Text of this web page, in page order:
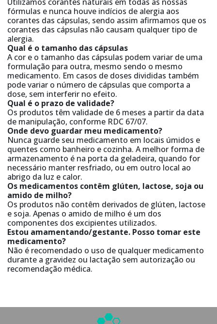
fórmulas e nunca houve indícios de alergia aos
corantes das cápsulas, sendo assim afirmamos que os
corantes das cápsulas não causam qualquer tipo de
alergia.
Qual é o tamanho das cápsulas
A cor e o tamanho das cápsulas podem variar de uma
formulação para outra, mesmo sendo o mesmo
medicamento. Em casos de doses divididas também
pode variar o número de cápsulas que comporta a
dose, sem interferir no efeito.
Qual é o prazo de validade?
Os produtos têm validade de 6 meses a partir da data
de manipulação, conforme RDC 67/07.
Onde devo guardar meu medicamento?
Nunca guarde seu medicamento em locais úmidos e
quentes como banheiro e cozinha. A melhor forma de
armazenamento é na porta da geladeira, quando for
necessário manter resfriado, ou em outro local ao
abrigo da luz e calor.
Os medicamentos contêm glúten, lactose, soja ou
amido de milho?
Os produtos não contêm derivados de glúten, lactose
e soja. Apenas o amido de milho é um dos
componentes dos excipientes utilizados.
Estou amamentando/gestante. Posso tomar este
medicamento?
Não é recomendado o uso de qualquer medicamento
durante a gravidez ou lactação sem autorização ou
recomendação médica.